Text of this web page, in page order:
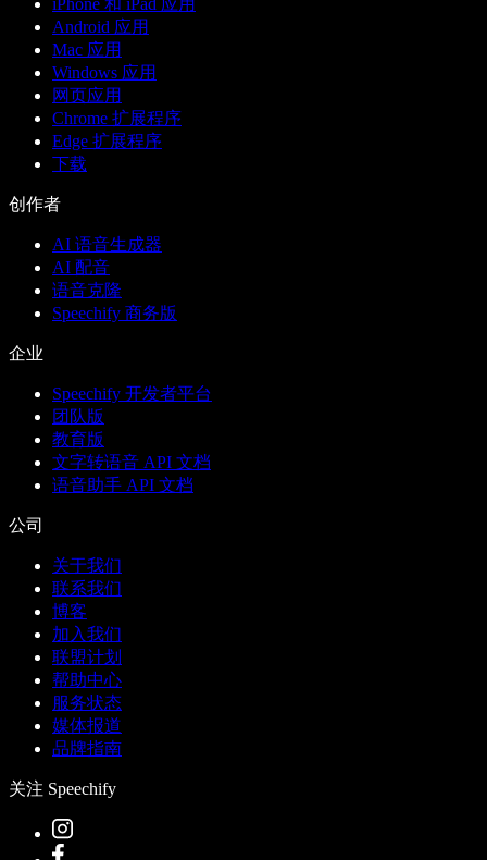
iPhone 和 iPad 应用
Android 应用
Mac 应用
Windows 应用
网页应用
Chrome 扩展程序
Edge 扩展程序
下载
创作者
AI 语音生成器
AI 配音
语音克隆
Speechify 商务版
企业
Speechify 开发者平台
团队版
教育版
文字转语音 API 文档
语音助手 API 文档
公司
关于我们
联系我们
博客
加入我们
联盟计划
帮助中心
服务状态
媒体报道
品牌指南
关注 Speechify